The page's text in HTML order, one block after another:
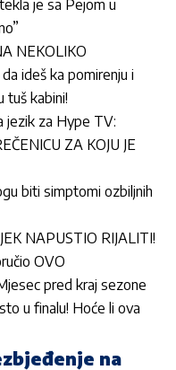
je sa Pejom u
NEKOLIKO
ideš ka pomirenju i
tuš kabini!
jezik za Hype TV:
ZA KOJU JE
biti simptomi ozbiljnih
NAPUSTIO RIJALITI!
OVO
pred kraj sezone
u finalu! Hoće li ova
na